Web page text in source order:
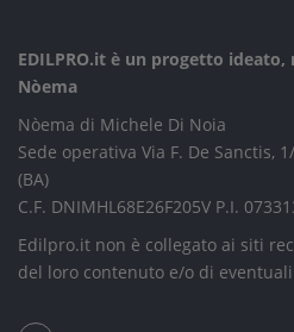
EDILPRO.it è un progetto
Nòema
Nòema di Michele Di Noia
Sede operativa Via F. De Sanctis,
(BA)
C.F. DNIMHL68E26F205V P.I.
Edilpro.it non è collegato ai siti
del loro contenuto e/o di